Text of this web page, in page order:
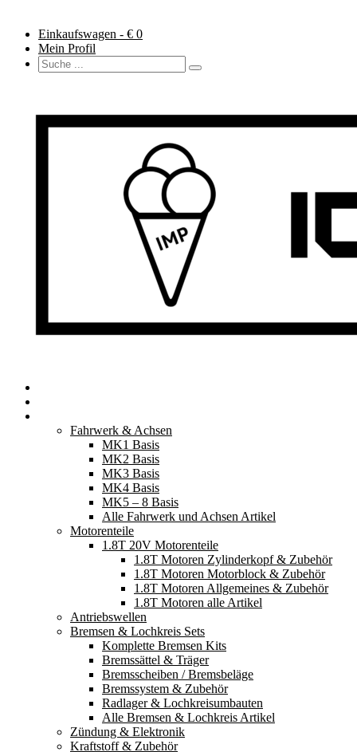
Einkaufswagen - € 0
Mein Profil
Fahrwerk & Achsen
MK1 Basis
MK2 Basis
MK3 Basis
MK4 Basis
MK5 – 8 Basis
Alle Fahrwerk und Achsen Artikel
Motorenteile
1.8T 20V Motorenteile
1.8T Motoren Zylinderkopf & Zubehör
1.8T Motoren Motorblock & Zubehör
1.8T Motoren Allgemeines & Zubehör
1.8T Motoren alle Artikel
Antriebswellen
Bremsen & Lochkreis Sets
Komplette Bremsen Kits
Bremssättel & Träger
Bremsscheiben / Bremsbeläge
Bremssystem & Zubehör
Radlager & Lochkreisumbauten
Alle Bremsen & Lochkreis Artikel
Zündung & Elektronik
Kraftstoff & Zubehör